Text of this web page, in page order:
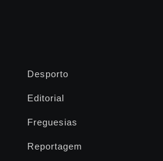
Desporto
Editorial
Freguesias
Reportagem